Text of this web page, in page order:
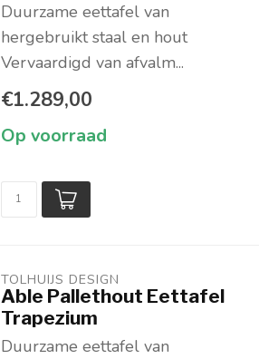
Duurzame eettafel van
hergebruikt staal en hout
Vervaardigd van afvalm...
€1.289,00
Op voorraad
TOLHUIJS DESIGN
Able Pallethout Eettafel
Trapezium
Duurzame eettafel van